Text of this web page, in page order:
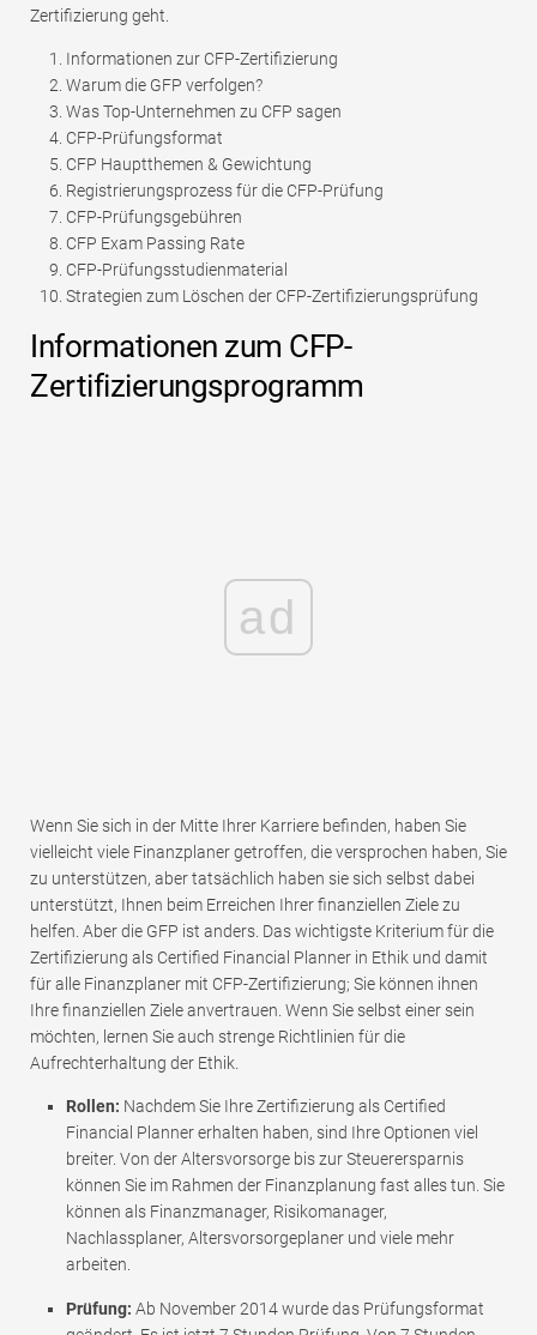
Zertifizierung geht.
Informationen zur CFP-Zertifizierung
Warum die GFP verfolgen?
Was Top-Unternehmen zu CFP sagen
CFP-Prüfungsformat
CFP Hauptthemen & Gewichtung
Registrierungsprozess für die CFP-Prüfung
CFP-Prüfungsgebühren
CFP Exam Passing Rate
CFP-Prüfungsstudienmaterial
Strategien zum Löschen der CFP-Zertifizierungsprüfung
Informationen zum CFP-
Zertifizierungsprogramm
ad
Wenn Sie sich in der Mitte Ihrer Karriere befinden, haben Sie
vielleicht viele Finanzplaner getroffen, die versprochen haben, Sie
zu unterstützen, aber tatsächlich haben sie sich selbst dabei
unterstützt, Ihnen beim Erreichen Ihrer finanziellen Ziele zu
helfen. Aber die GFP ist anders. Das wichtigste Kriterium für die
Zertifizierung als Certified Financial Planner in Ethik und damit
für alle Finanzplaner mit CFP-Zertifizierung; Sie können ihnen
Ihre finanziellen Ziele anvertrauen. Wenn Sie selbst einer sein
möchten, lernen Sie auch strenge Richtlinien für die
Aufrechterhaltung der Ethik.
Rollen: Nachdem Sie Ihre Zertifizierung als Certified
Financial Planner erhalten haben, sind Ihre Optionen viel
breiter. Von der Altersvorsorge bis zur Steuerersparnis
können Sie im Rahmen der Finanzplanung fast alles tun. Sie
können als Finanzmanager, Risikomanager,
Nachlassplaner, Altersvorsorgeplaner und viele mehr
arbeiten.
Prüfung: Ab November 2014 wurde das Prüfungsformat